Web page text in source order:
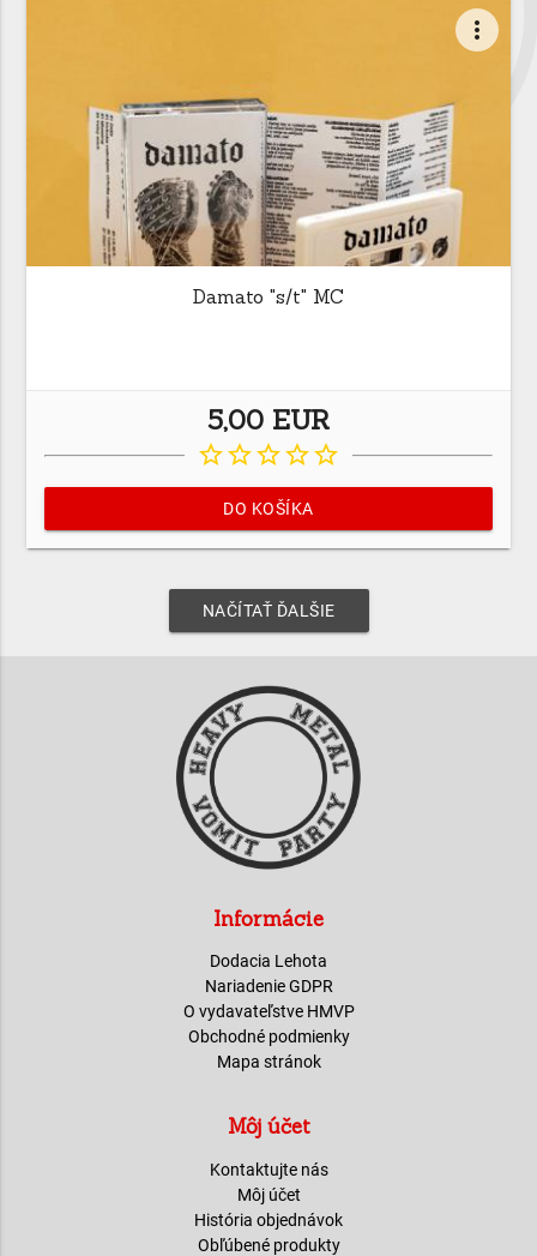
more_vert
Damato "s/t" MC
5,00 EUR
star_borderstar_borderstar_borderstar_borderstar_border
DO KOŠÍKA
NAČÍTAŤ ĎALŠIE
Informácie
Dodacia Lehota
Nariadenie GDPR
O vydavateľstve HMVP
Obchodné podmienky
Mapa stránok
Môj účet
Kontaktujte nás
Môj účet
História objednávok
Obľúbené produkty